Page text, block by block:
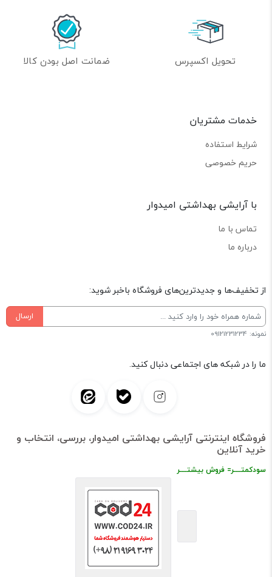
تحویل اکسپرس ضمانت اصل بودن کالا
خدمات مشتریان
شرایط استفاده
حریم خصوصی
با آرایشی بهداشتی امیدوار
تماس با ما
درباره ما
از تخفیف‌ها و جدیدترین‌های فروشگاه باخبر شوید:
ارسال
نمونه: 09121231234
ما را در شبکه های اجتماعی دنبال کنید.
فروشگاه اینترنتی آرایشی بهداشتی امیدوار، بررسی، انتخاب و
خرید آنلاین
سودکمتــــر= فروش بیشتــــر